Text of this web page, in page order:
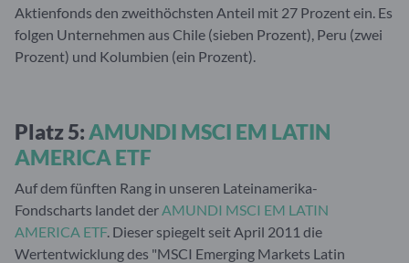
Aktienfonds den zweithöchsten Anteil mit 27 Prozent ein. Es
folgen Unternehmen aus Chile (sieben Prozent), Peru (zwei
Prozent) und Kolumbien (ein Prozent).
Platz 5:AMUNDI MSCI EM LATIN
AMERICA ETF
Auf dem fünften Rang in unseren Lateinamerika-
Fondscharts landet derAMUNDI MSCI EM LATIN
AMERICA ETF. Dieser spiegelt seit April 2011 die
Wertentwicklung des "MSCI Emerging Markets Latin